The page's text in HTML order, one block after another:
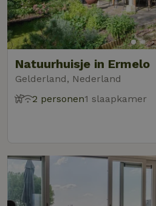
Natuurhuisje in Ermelo
Gelderland, Nederland
2 personen1 slaapkamer